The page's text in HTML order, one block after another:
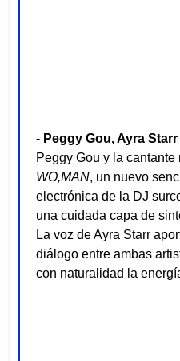
- Peggy Gou, Ayra Starr
Peggy Gou y la
WO,MAN, un nuevo
electrónica de la DJ
una cuidada capa de
La voz de Ayra Starr
diálogo entre ambas
con naturalidad la